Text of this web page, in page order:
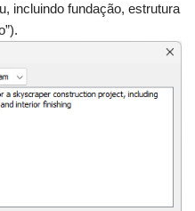
incluindo fundação, estrutura